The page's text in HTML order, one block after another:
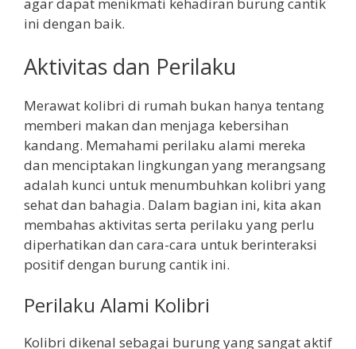
agar dapat menikmati kehadiran burung cantik
ini dengan baik.
Aktivitas dan Perilaku
Merawat kolibri di rumah bukan hanya tentang
memberi makan dan menjaga kebersihan
kandang. Memahami perilaku alami mereka
dan menciptakan lingkungan yang merangsang
adalah kunci untuk menumbuhkan kolibri yang
sehat dan bahagia. Dalam bagian ini, kita akan
membahas aktivitas serta perilaku yang perlu
diperhatikan dan cara-cara untuk berinteraksi
positif dengan burung cantik ini.
Perilaku Alami Kolibri
Kolibri dikenal sebagai burung yang sangat aktif